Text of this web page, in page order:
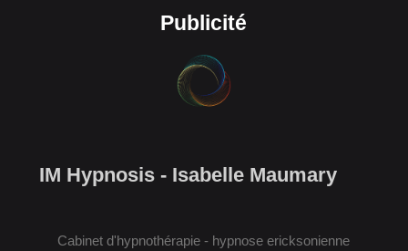
Publicité
IM Hypnosis - Isabelle Maumary
Cabinet d'hypnothérapie - hypnose ericksonienne